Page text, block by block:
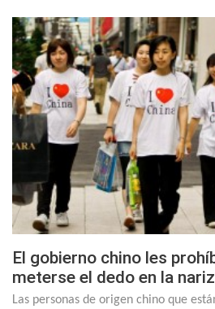
El gobierno chino les
meterse el dedo en la nariz
Las personas de origen chino que